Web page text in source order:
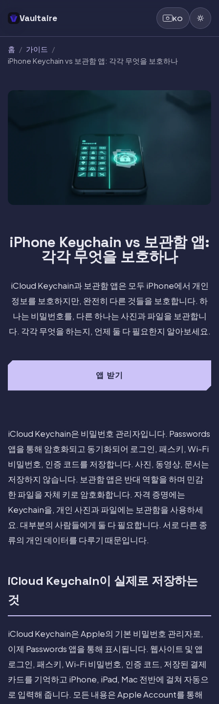
Vaultaire KO
홈 / 가이드
/
iPhone Keychain vs 보관함 앱: 각각 무엇을 보호하나
iPhone Keychain vs 보관함 앱:
각각 무엇을 보호하나
iCloud Keychain과 보관함 앱은 모두 iPhone에서 개인
정보를 보호하지만, 완전히 다른 것들을 보호합니다. 하
나는 비밀번호를, 다른 하나는 사진과 파일을 보관합니
다. 각각 무엇을 하는지, 언제 둘 다 필요한지 알아보세요.
앱 받기
iCloud Keychain은 비밀번호 관리자입니다. Passwords
앱을 통해 암호화되고 동기화되어 로그인, 패스키, Wi-Fi
비밀번호, 인증 코드를 저장합니다. 사진, 동영상, 문서는
저장하지 않습니다. 보관함 앱은 반대 역할을 하며 민감
한 파일을 자체 키로 암호화합니다. 자격 증명에는
Keychain을, 개인 사진과 파일에는 보관함을 사용하세
요. 대부분의 사람들에게 둘 다 필요합니다. 서로 다른 종
류의 개인 데이터를 다루기 때문입니다.
iCloud Keychain이 실제로 저장하는
것
iCloud Keychain은 Apple의 기본 비밀번호 관리자로,
이제 Passwords 앱을 통해 표시됩니다. 웹사이트 및 앱
로그인, 패스키, Wi-Fi 비밀번호, 인증 코드, 저장된 결제
카드를 기억하고 iPhone, iPad, Mac 전반에 걸쳐 자동으
로 입력해 줍니다. 모든 내용은 Apple Account를 통해